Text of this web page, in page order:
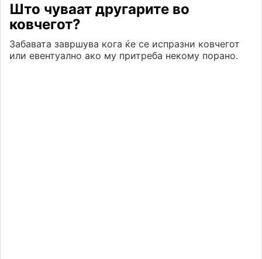
Што чуваат другарите во
ковчегот?
Забавата завршува кога ќе се испразни ковчегот
или евентуално ако му притреба некому порано.